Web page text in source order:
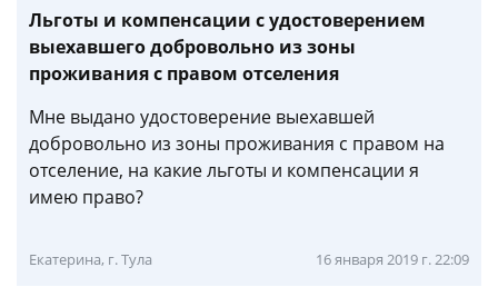
Льготы и компенсации с удостоверением
выехавшего добровольно из зоны
проживания с правом отселения
Мне выдано удостоверение выехавшей
добровольно из зоны проживания с правом на
отселение, на какие льготы и компенсации я
имею право?
Екатерина, г. Тула 16 января 2019 г. 22:09